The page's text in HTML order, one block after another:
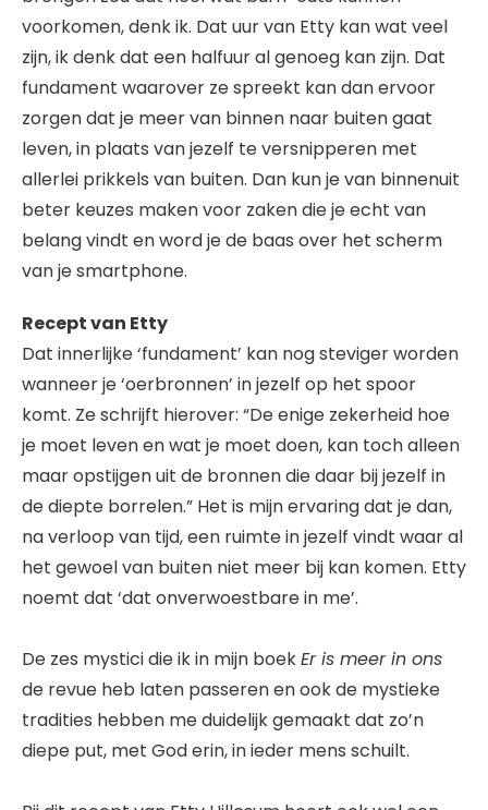
voorkomen, denk ik. Dat uur van Etty kan wat veel
zijn, ik denk dat een halfuur al genoeg kan zijn. Dat
fundament waarover ze spreekt kan dan ervoor
zorgen dat je meer van binnen naar buiten gaat
leven, in plaats van jezelf te versnipperen met
allerlei prikkels van buiten. Dan kun je van binnenuit
beter keuzes maken voor zaken die je echt van
belang vindt en word je de baas over het scherm
van je smartphone.
Recept van Etty
Dat innerlijke ‘fundament’ kan nog steviger worden
wanneer je ‘oerbronnen’ in jezelf op het spoor
komt. Ze schrijft hierover: “De enige zekerheid hoe
je moet leven en wat je moet doen, kan toch alleen
maar opstijgen uit de bronnen die daar bij jezelf in
de diepte borrelen.” Het is mijn ervaring dat je dan,
na verloop van tijd, een ruimte in jezelf vindt waar al
het gewoel van buiten niet meer bij kan komen. Etty
noemt dat ‘dat onverwoestbare in me’.
De zes mystici die ik in mijn boekEr is meer in ons
de revue heb laten passeren en ook de mystieke
tradities hebben me duidelijk gemaakt dat zo’n
diepe put, met God erin, in ieder mens schuilt.